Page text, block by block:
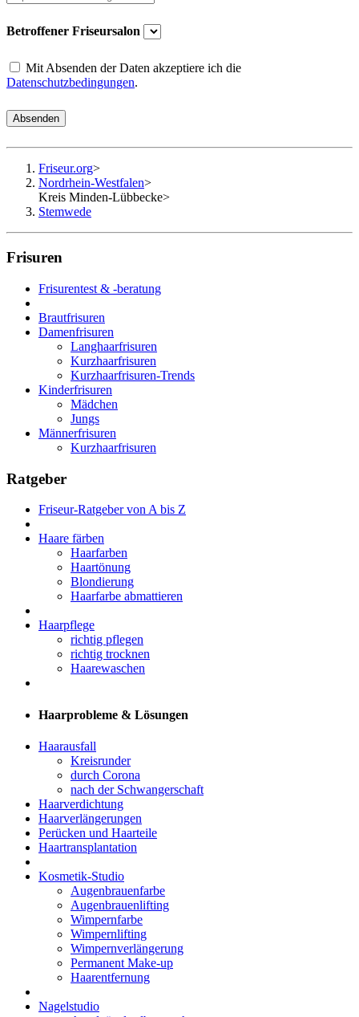
Betroffener Friseursalon
Mit Absenden der Daten akzeptiere ich die
Datenschutzbedingungen.
Absenden
Friseur.org>
Nordrhein-Westfalen>
Kreis Minden-Lübbecke>
Stemwede
Frisuren
Frisurentest & -beratung
Brautfrisuren
Damenfrisuren
Langhaarfrisuren
Kurzhaarfrisuren
Kurzhaarfrisuren-Trends
Kinderfrisuren
Mädchen
Jungs
Männerfrisuren
Kurzhaarfrisuren
Ratgeber
Friseur-Ratgeber von A bis Z
Haare färben
Haarfarben
Haartönung
Blondierung
Haarfarbe abmattieren
Haarpflege
richtig pflegen
richtig trocknen
Haarewaschen
Haarprobleme & Lösungen
Haarausfall
Kreisrunder
durch Corona
nach der Schwangerschaft
Haarverdichtung
Haarverlängerungen
Perücken und Haarteile
Haartransplantation
Kosmetik-Studio
Augenbrauenfarbe
Augenbrauenlifting
Wimpernfarbe
Wimpernlifting
Wimpernverlängerung
Permanent Make-up
Haarentfernung
Nagelstudio